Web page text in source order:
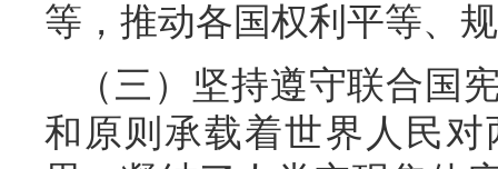
等，推动各国权利平等、
（三）坚持遵守联合国
和原则承载着世界人民